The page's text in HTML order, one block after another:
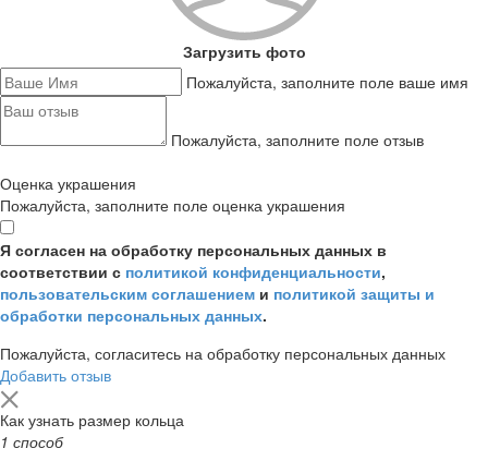
Загрузить фото
Пожалуйста, заполните поле ваше имя
Пожалуйста, заполните поле отзыв
Оценка украшения
Пожалуйста, заполните поле оценка украшения
Я согласен на обработку персональных данных в
соответствии с политикой конфиденциальности,
пользовательским соглашением и политикой защиты и
обработки персональных данных.
Пожалуйста, согласитесь на обработку персональных данных
Добавить отзыв
Как узнать размер кольца
1 способ